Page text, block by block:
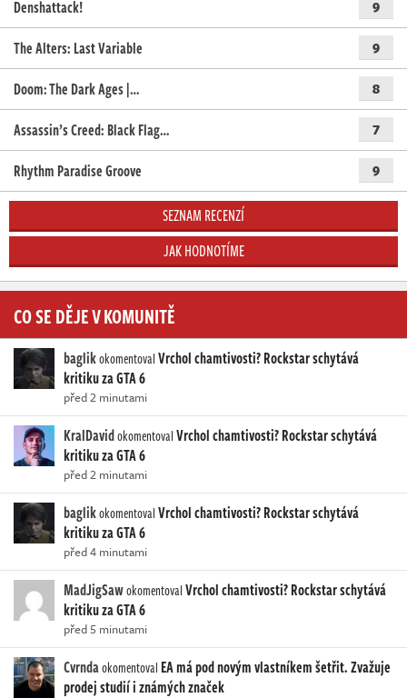
Denshattack! 9
The Alters: Last Variable 9
Doom: The Dark Ages |… 8
Assassin’s Creed: Black Flag… 7
Rhythm Paradise Groove 9
SEZNAM RECENZÍ
JAK HODNOTÍME
CO SE DĚJE V KOMUNITĚ
baglikokomentovalVrchol chamtivosti? Rockstar schytává
kritiku za GTA 6
před 2 minutami
KralDavidokomentovalVrchol chamtivosti? Rockstar schytává
kritiku za GTA 6
před 2 minutami
baglikokomentovalVrchol chamtivosti? Rockstar schytává
kritiku za GTA 6
před 4 minutami
MadJigSawokomentovalVrchol chamtivosti? Rockstar schytává
kritiku za GTA 6
před 5 minutami
Cvrndaokomentoval EA má pod novým vlastníkem šetřit. Zvažuje
prodej studií i známých značek